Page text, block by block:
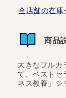
全店舗の在庫
商品
大きなフルカ
て、ベストセ
ネス教養」シ